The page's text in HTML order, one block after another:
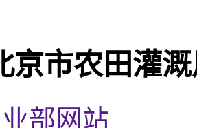
京市农田灌
部网站